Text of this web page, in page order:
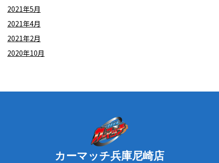
2021年5月
2021年4月
2021年2月
2020年10月
カーマッチ兵庫尼崎店